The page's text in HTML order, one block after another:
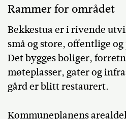
Rammer for området
Bekkestua er i rivende
små og store, offentlige
Det bygges boliger,
møteplasser, gater og
gård er blitt restaurert.
Kommuneplanens